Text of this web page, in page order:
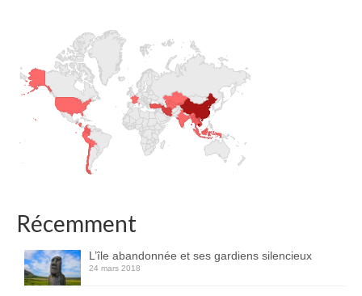
Récemment
L’île abandonnée et ses gardiens silencieux
24 mars 2018